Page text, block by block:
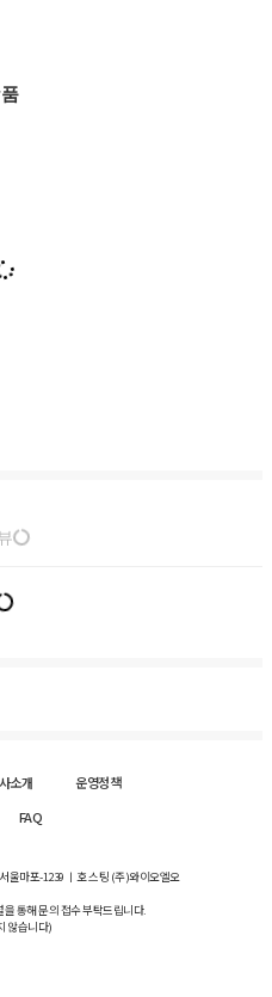
소개
운영정책
FAQ
울마포-1239 ㅣ 호스팅 (주)와이오엘오
통해 문의 접수 부탁드립니다.
않습니다)